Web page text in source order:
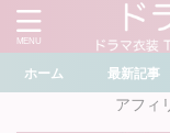
＼ ドラマ・芸能人を
ホーム 最新記事
アフィ